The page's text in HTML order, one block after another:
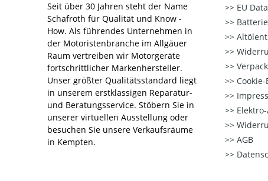
Seit über 30 Jahren steht der Name
Schafroth für Qualität und Know -
How. Als führendes Unternehmen in
der Motoristenbranche im Allgäuer
Raum vertreiben wir Motorgeräte
fortschrittlicher Markenhersteller.
Unser größter Qualitätsstandard liegt
in unserem erstklassigen Reparatur-
und Beratungsservice. Stöbern Sie in
unserer virtuellen Ausstellung oder
besuchen Sie unsere Verkaufsräume
in Kempten.
EU
AGB